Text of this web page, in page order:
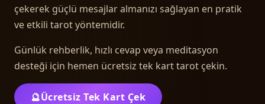
çekerek güçlü mesajlar almanızı sağlayan en pratik
ve etkili tarot yöntemidir.
Günlük rehberlik, hızlı cevap veya meditasyon
desteği için hemen ücretsiz tek kart tarot çekin.
🔮Ücretsiz Tek Kart Çek